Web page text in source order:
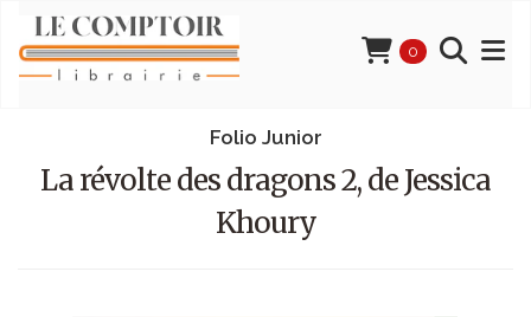
0
Folio Junior
La révolte des dragons 2, de Jessica
Khoury